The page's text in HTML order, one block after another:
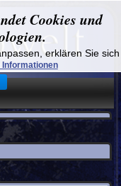
Cookies und
erklären Sie sich
Informationen